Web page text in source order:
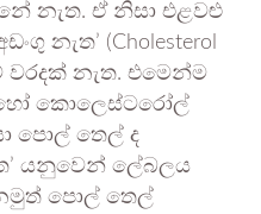
නැත. ඒ නිසා එළවළු
නැත’ (Cholesterol
වරදක් නැත. එමෙන්ම
කොලෙස්ටරෝල්
පොල් තෙල් ද
යනුවෙන් ලේබලය
පොල් තෙල්